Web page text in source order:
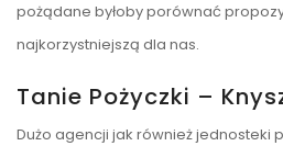
pożądane byłoby porównać
najkorzystniejszą dla nas.
Tanie Pożyczki –
Dużo agencji jak również jednosteki